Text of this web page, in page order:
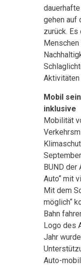
gehen auf
zurück.
Aktivitäten
Mobil
inklusive
Mobilität
BUND der
Auto“ mit
Mit dem
möglich“
Bahn
Logo des
Jahr
Auto-